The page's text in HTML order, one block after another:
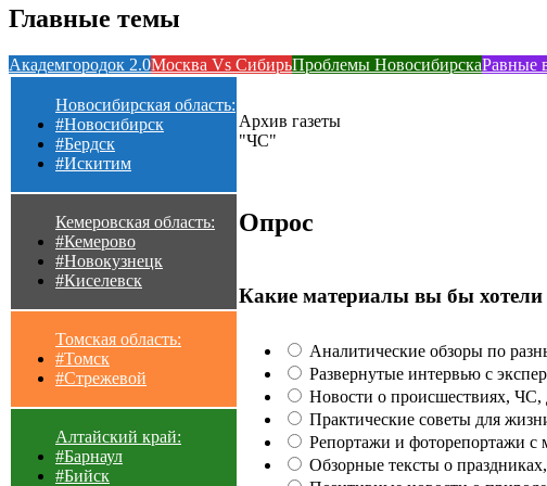
Главные темы
Академгородок 2.0Москва Vs СибирьПроблемы НовосибирскаРавные
Новосибирская область:
#Новосибирск
#Бердск
#Искитим
Кемеровская область:
#Кемерово
#Новокузнецк
#Киселевск
Томская область:
#Томск
#Стрежевой
Алтайский край:
#Барнаул
#Бийск
Архив газеты
"ЧС"
Опрос
Какие материалы вы бы
Аналитические обзоры по
Развернутые интервью с
Новости о происшествиях,
Практические советы для
Репортажи и фоторепортажи с
Обзорные тексты о